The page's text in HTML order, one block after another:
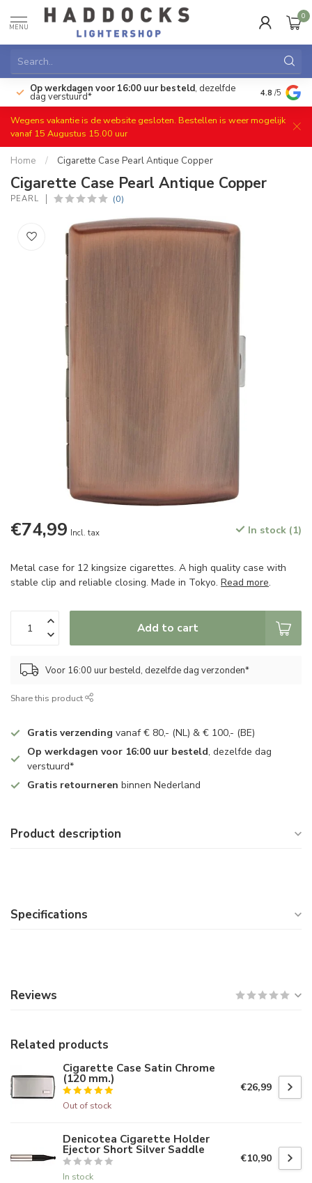
MENU
0
Op werkdagen voor 16:00 uur besteld, dezelfde
dag verstuurd* Gratis
4.8 /5
Wegens vakantie is de website gesloten. Bestellen is weer mogelijk
vanaf 15 Augustus 15.00 uur
Home / Cigarette Case Pearl Antique Copper
Cigarette Case Pearl Antique Copper
PEARL (0)
€74,99 Incl. tax In stock (1)
Metal case for 12 kingsize cigarettes. A high quality case with
stable clip and reliable closing. Made in Tokyo. Read more.
Add to cart
Voor 16:00 uur besteld, dezelfde dag verzonden*
Share this product
Gratis verzending vanaf € 80,- (NL) & € 100,- (BE)
Op werkdagen voor 16:00 uur besteld, dezelfde dag
verstuurd*
Gratis retourneren binnen Nederland
Product description
Specifications
Reviews
Related products
Cigarette Case Satin Chrome
(120 mm.)
Out of stock
€26,99
Denicotea Cigarette Holder
Ejector Short Silver Saddle
In stock
€10,90